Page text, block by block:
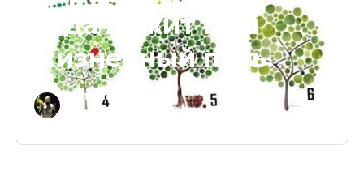
куда лежит ваш
жизненный путь.
animalmir.info
09.10.2019 1 мин. чтения 4